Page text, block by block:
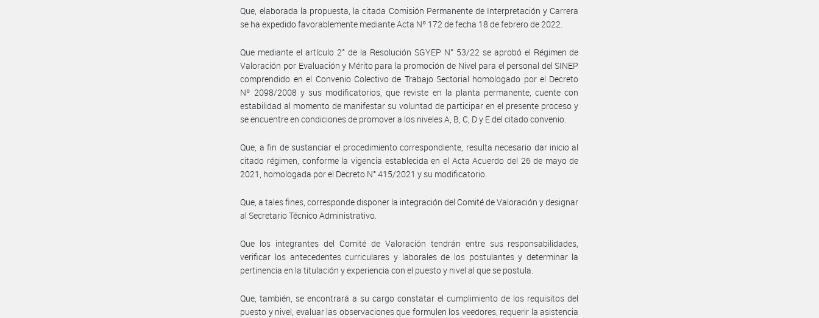
Que, elaborada la propuesta, la citada Comisión Permanente de Interpretación y Carrera
se ha expedido favorablemente mediante Acta Nº 172 de fecha 18 de febrero de 2022.
Que mediante el artículo 2° de la Resolución SGYEP N° 53/22 se aprobó el Régimen de
Valoración por Evaluación y Mérito para la promoción de Nivel para el personal del SINEP
comprendido en el Convenio Colectivo de Trabajo Sectorial homologado por el Decreto
Nº 2098/2008 y sus modificatorios, que reviste en la planta permanente, cuente con
estabilidad al momento de manifestar su voluntad de participar en el presente proceso y
se encuentre en condiciones de promover a los niveles A, B, C, D y E del citado convenio.
Que, a fin de sustanciar el procedimiento correspondiente, resulta necesario dar inicio al
citado régimen, conforme la vigencia establecida en el Acta Acuerdo del 26 de mayo de
2021, homologada por el Decreto N° 415/2021 y su modificatorio.
Que, a tales fines, corresponde disponer la integración del Comité de Valoración y designar
al Secretario Técnico Administrativo.
Que los integrantes del Comité de Valoración tendrán entre sus responsabilidades,
verificar los antecedentes curriculares y laborales de los postulantes y determinar la
pertinencia en la titulación y experiencia con el puesto y nivel al que se postula.
Que, también, se encontrará a su cargo constatar el cumplimiento de los requisitos del
puesto y nivel, evaluar las observaciones que formulen los veedores, requerir la asistencia